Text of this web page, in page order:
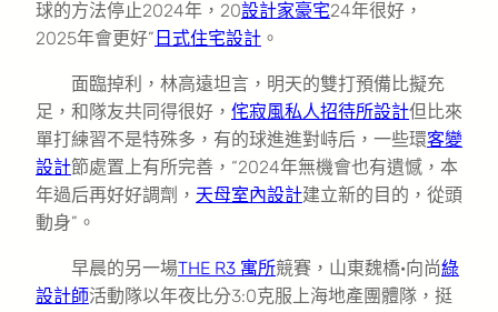
球的方法停止2024年，20設計家豪宅24年很好，
2025年會更好” 日式住宅設計 。
面臨掉利，林高遠坦言，明天的雙打預備比擬充
足，和隊友共同得很好， 侘寂風私人招待所設計但比來
單打練習不是特殊多，有的球進進對峙后，一些環客變
設計節處置上有所完善，“2024年無機會也有遺憾，本
年過后再好好調劑， 天母室內設計建立新的目的，從頭
動身”。
早晨的另一場THE R3 寓所競賽，山東魏橋·向尚綠
設計師活動隊以年夜比分3:0克服上海地產團體隊，挺